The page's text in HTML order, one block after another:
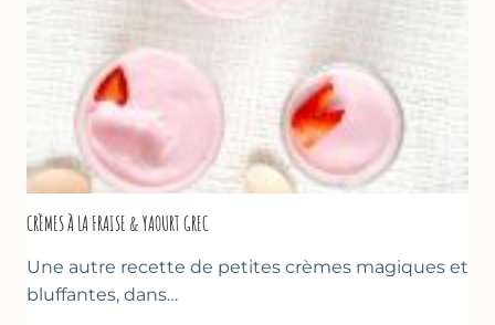
CRÈMES À LA FRAISE & YAOURT GREC
Une autre recette de petites crèmes magiques et
bluffantes, dans…